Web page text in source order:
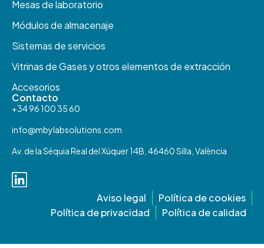
Mesas de laboratorio
Módulos de almacenaje
Sistemas de servicios
Vitrinas de Gases y otros elementos de extracción
Accesorios
Contacto
+34 96 100 35 60
info@mbylabsolutions.com
Av. de la Séquia Real del Xúquer 14B, 46460 Silla, València
Aviso legal
Política de cookies
Política de privacidad
Política de calidad